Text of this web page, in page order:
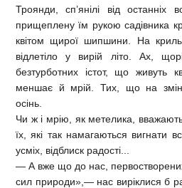
Троянди, сп’янілі від останніх
прищеплену їм рукою садівника
квітом щирої шипшини. На
відлетіло у вирій літо. Ах,
безтурботних істот, що живуть
меншає й мрій. Тих, що на
осінь.
Чи ж і мрію, як метелика,
їх, які так намагаються вигнати
усміх, відблиск радості...
— А вже що до нас,
сил природи»,— нас виріклися б